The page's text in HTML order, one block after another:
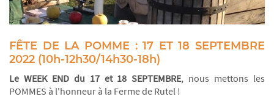
FÊTE DE LA POMME : 17 ET 18 SEPTEMBRE
2022 (10h-12h30/14h30-18h)
Le WEEK END du 17 et 18 SEPTEMBRE, nous mettons les
POMMES à l'honneur à la Ferme de Rutel !